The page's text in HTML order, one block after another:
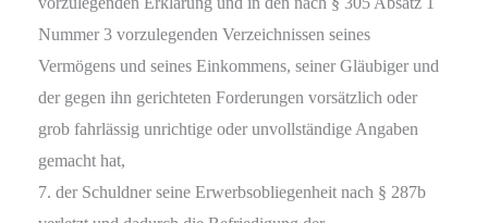
Nummer 3 vorzulegenden Verzeichnissen seines
Vermögens und seines Einkommens, seiner Gläubiger und
der gegen ihn gerichteten Forderungen vorsätzlich oder
grob fahrlässig unrichtige oder unvollständige Angaben
gemacht hat,
7. der Schuldner seine Erwerbsobliegenheit nach § 287b